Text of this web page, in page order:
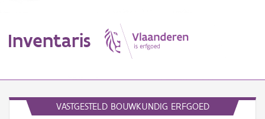
Inventaris
VASTGESTELD BOUWKUNDIG ERFGOED